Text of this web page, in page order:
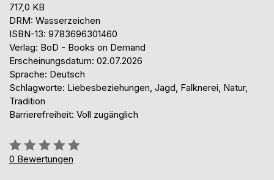
717,0 KB
DRM: Wasserzeichen
ISBN-13: 9783696301460
Verlag: BoD - Books on Demand
Erscheinungsdatum: 02.07.2026
Sprache: Deutsch
Schlagworte: Liebesbeziehungen, Jagd, Falknerei, Natur,
Tradition
Barrierefreiheit: Voll zugänglich
Bewertung::
0%
0 Bewertungen